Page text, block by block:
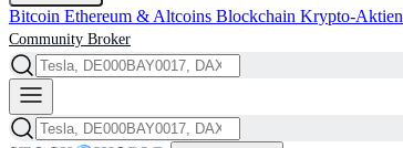
Bitcoin Ethereum & Altcoins Blockchain Krypto-Aktien
Community Broker